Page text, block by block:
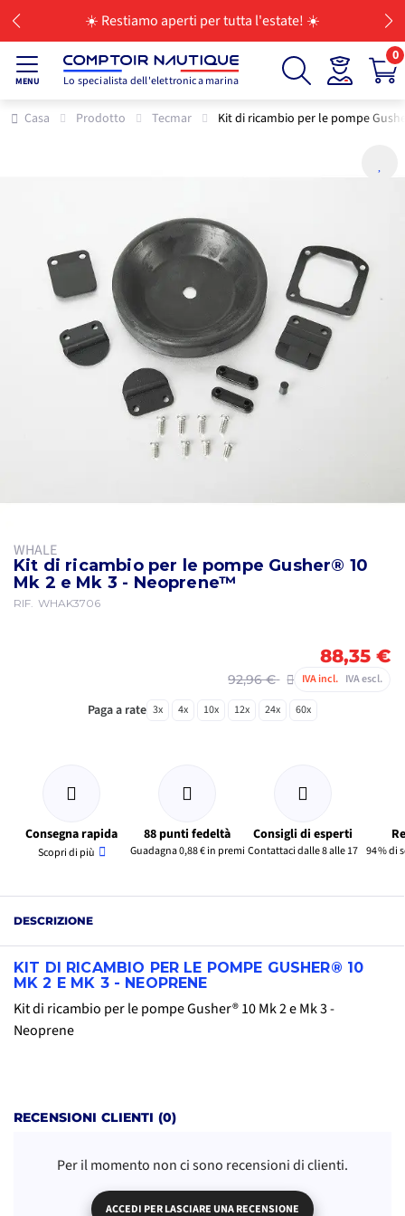
☀️ Restiamo aperti per tutta l'estate! ☀️
MENU Lo specialista dell'elettronica marina
0
Casa Prodotto Tecmar Kit di ricambio per le pompe
WHALE
Kit di ricambio per le pompe Gusher® 10
Mk 2 e Mk 3 - Neoprene™
RIF. WHAK3706
88,35 €
92,96 € IVA incl. IVA escl.
Paga a rate 3x 4x 10x 12x 24x 60x
Consegna rapida
Scopri di più
88 punti fedeltà
Guadagna 0,88 € in premi
Consigli di esperti
Contattaci dalle 8 alle 17 94 % di
DESCRIZIONE
KIT DI RICAMBIO PER LE POMPE GUSHER® 10
MK 2 E MK 3 - NEOPRENE
Kit di ricambio per le pompe Gusher® 10 Mk 2 e Mk 3 -
Neoprene
RECENSIONI CLIENTI (0)
Per il momento non ci sono recensioni di clienti.
ACCEDI PER LASCIARE UNA RECENSIONE